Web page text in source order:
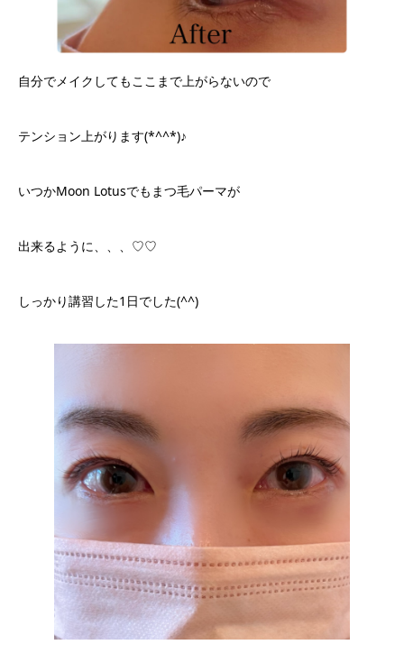
自分でメイクしてもここまで上がらないので
テンション上がります(*^^*)♪
いつかMoon Lotusでもまつ毛パーマが
出来るように、、、♡♡
しっかり講習した1日でした(^^)